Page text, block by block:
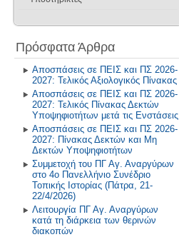
Διακρίσεις 2011-2012
Σχολική και Κοινωνική Ζωή
Δραστηριότητες στα Μαθηματικά
Δραστηριότητες στο Μάθημα
Τεχνολογίας
Περιβάλλον και Εκπάιδευση για
την Αειφόρο Ανάπτυξη
Πρόγραμμα Σίτισης και Υγιεινής
Διατροφής
Δραστηριότητες στο Σχολικό
Επαγγελματικό Προσανατολισμό
2025-2026
2023-2024
2022-2023
2021-2022
Παλαιότερα έτη
Εκδρομές στο Εξωτερικό
2024-2025
2023-2024
2022-2023
2019-2020
2018-2019
2017-2018
2016-2017
Η Θέση μας για τον θεσμό των
Προτύπων
Επικοινωνία
Αλιεύματα από το Διαδίκτυο
Πρόσφατα Άρθρα
Αποσπάσεις σε ΠΕΙΣ και ΠΣ 2026-
2027: Τελικός Αξιολογικός Πίνακας
Αποσπάσεις σε ΠΕΙΣ και ΠΣ 2026-
2027: Τελικός Πίνακας Δεκτών
Υποψηφιοτήτων μετά τις Ενστάσεις
Αποσπάσεις σε ΠΕΙΣ και ΠΣ 2026-
2027: Πίνακας Δεκτών και Μη
Δεκτών Υποψηφιοτήτων
Συμμετοχή του ΠΓ Αγ. Αναργύρων
στο 4ο Πανελλήνιο Συνέδριο
Τοπικής Ιστορίας (Πάτρα, 21-
22/4/2026)
Λειτουργία ΠΓ Αγ. Αναργύρων
κατά τη διάρκεια των θερινών
διακοπών